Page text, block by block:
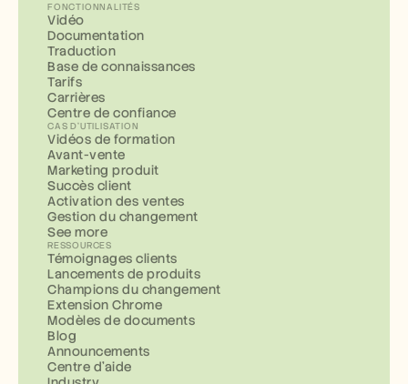
FONCTIONNALITÉS
Vidéo
Documentation
Traduction
Base de connaissances
Tarifs
Carrières
Centre de confiance
CAS D'UTILISATION
Vidéos de formation
Avant-vente
Marketing produit
Succès client
Activation des ventes
Gestion du changement
See more
RESSOURCES
Témoignages clients
Lancements de produits
Champions du changement
Extension Chrome
Modèles de documents
Blog
Announcements
Centre d'aide